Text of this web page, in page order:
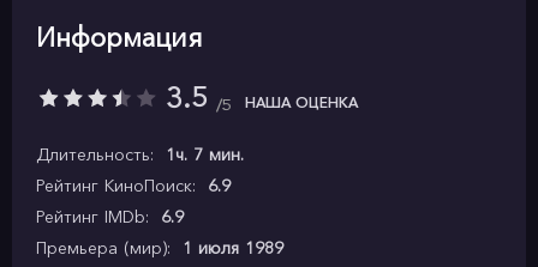
Информация
3.5 5 НАША ОЦЕНКА
Длительность:
1ч. 7 мин.
Рейтинг КиноПоиск:
6.9
Рейтинг IMDb:
6.9
Премьера (мир):
1 июля 1989